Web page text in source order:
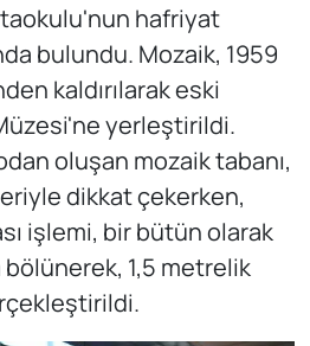
hafriyat
bulundu. Mozaik, 1959
kaldırılarak eski
yerleştirildi.
oluşan mozaik tabanı,
dikkat çekerken,
işlemi, bir bütün olarak
1,5 metrelik